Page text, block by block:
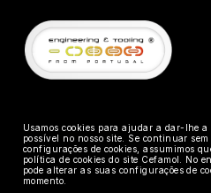
Conflitos de Consumo
Política
Livro de Reclamações
Usamos cookies para ajudar a dar-lhe a
possível no nosso site. Se continuar
configurações de cookies, assumimos
política de cookies do site Cefamol. No
pode alterar as suas configurações de
momento.